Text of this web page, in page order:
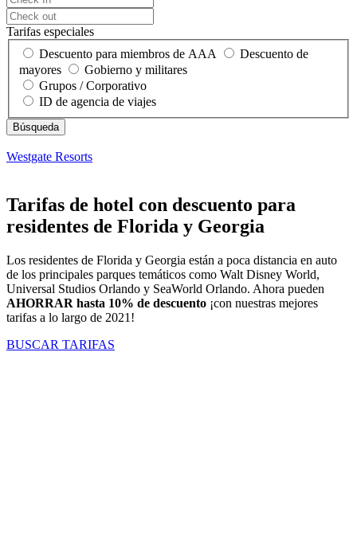
Tarifas especiales
Descuento para miembros de AAA
Descuento de
mayores
Gobierno y militares
Grupos / Corporativo
ID de agencia de viajes
Westgate Resorts
Tarifas de hotel con descuento para
residentes de Florida y Georgia
Los residentes de Florida y Georgia están a poca distancia en auto
de los principales parques temáticos como Walt Disney World,
Universal Studios Orlando y SeaWorld Orlando. Ahora pueden
AHORRAR hasta 10% de descuento ¡con nuestras mejores
tarifas a lo largo de 2021!
BUSCAR TARIFAS